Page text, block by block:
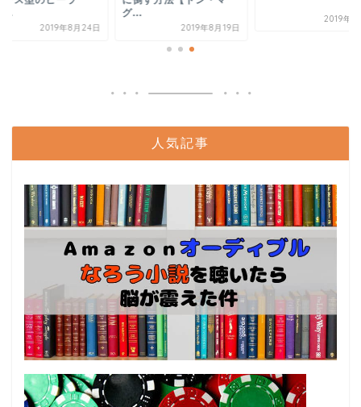
...
2019年8月24日
グ...
2019年8月19日
2019年9
人気記事